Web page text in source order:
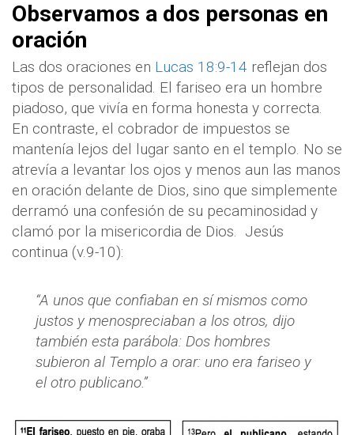
Observamos a dos personas en
oración
Las dos oraciones en Lucas 18:9-14 reflejan dos
tipos de personalidad. El fariseo era un hombre
piadoso, que vivía en forma honesta y correcta.
En contraste, el cobrador de impuestos se
mantenía lejos del lugar santo en el templo. No se
atrevía a levantar los ojos y menos aun las manos
en oración delante de Dios, sino que simplemente
derramó una confesión de su pecaminosidad y
clamó por la misericordia de Dios. Jesús
continua (v.9-10):
“A unos que confiaban en sí mismos como
justos y menospreciaban a los otros, dijo
también esta parábola: Dos hombres
subieron al Templo a orar: uno era fariseo y
el otro publicano.”